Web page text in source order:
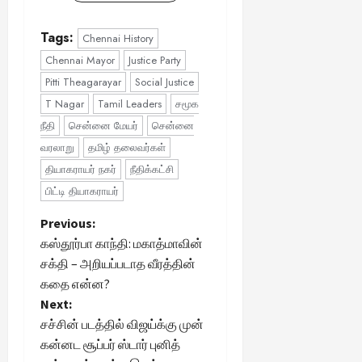
Tags:
Chennai History
Chennai Mayor
Justice Party
Pitti Theagarayar
Social Justice
T Nagar
Tamil Leaders
சமூக
நீதி
சென்னை மேயர்
சென்னை
வரலாறு
தமிழ் தலைவர்கள்
தியாகராயர் நகர்
நீதிக்கட்சி
பிட்டி தியாகராயர்
P
o
s
t
Previous:
கஸ்தூர்பா காந்தி: மகாத்மாவின்
சக்தி – அறியப்படாத வீரத்தின்
கதை என்ன?
Next:
சச்சின் படத்தில் விஜய்க்கு முன்
கன்னட சூப்பர் ஸ்டார் புனித்